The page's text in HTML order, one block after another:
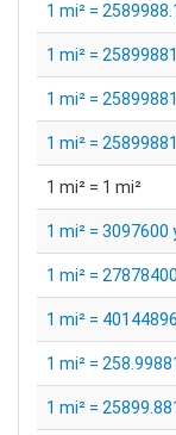
1 mi² =
1 mi² =
1 mi² =
1 mi² =
1 mi² = 1 mi²
1 mi² = 3097600
1 mi² =
1 mi² =
1 mi² =
1 mi² =